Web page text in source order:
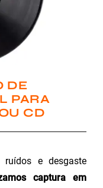
DE
PARA
CD
e desgaste
captura em